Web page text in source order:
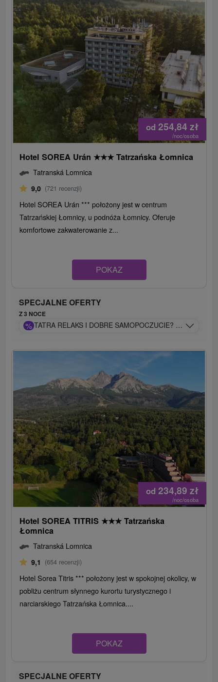
od 254,84 zł
/noc/osoba
Hotel SOREA Urán ★★★ Tatrzańska Łomnica
Tatranská Lomnica
9,0 (721 recenzji)
Hotel SOREA Urán *** położony jest w centrum
Tatrzańskiej Łomnicy, u podnóża Łomnicy. Oferuje
komfortowe zakwaterowanie z...
POKAZ
SPECJALNE OFERTY
Z 3 NOCE
% TATRA RELAKS I DOBRE SAMOPOCZUCIE? PRZYJEDŹ
od 234,89 zł
/noc/osoba
Hotel SOREA TITRIS ★★★ Tatrzańska
Łomnica
Tatranská Lomnica
9,1 (654 recenzji)
Hotel Sorea Titris *** położony jest w spokojnej okolicy, w
pobliżu centrum słynnego kurortu turystycznego i
narciarskiego Tatrzańska Łomnica....
POKAZ
SPECJALNE OFERTY